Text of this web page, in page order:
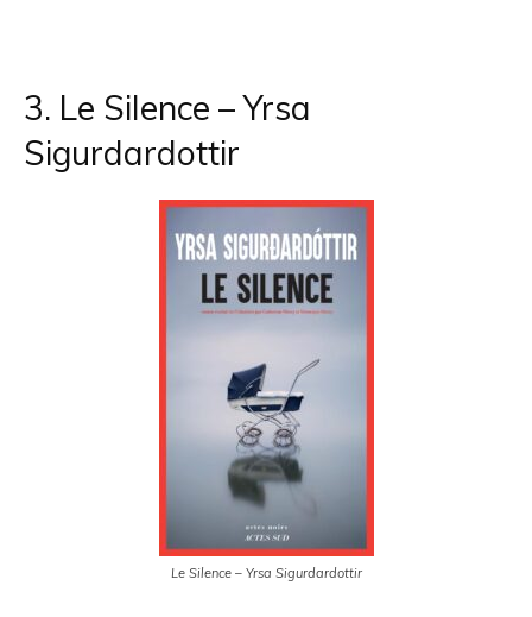
3. Le Silence – Yrsa
Sigurdardottir
Le Silence – Yrsa Sigurdardottir